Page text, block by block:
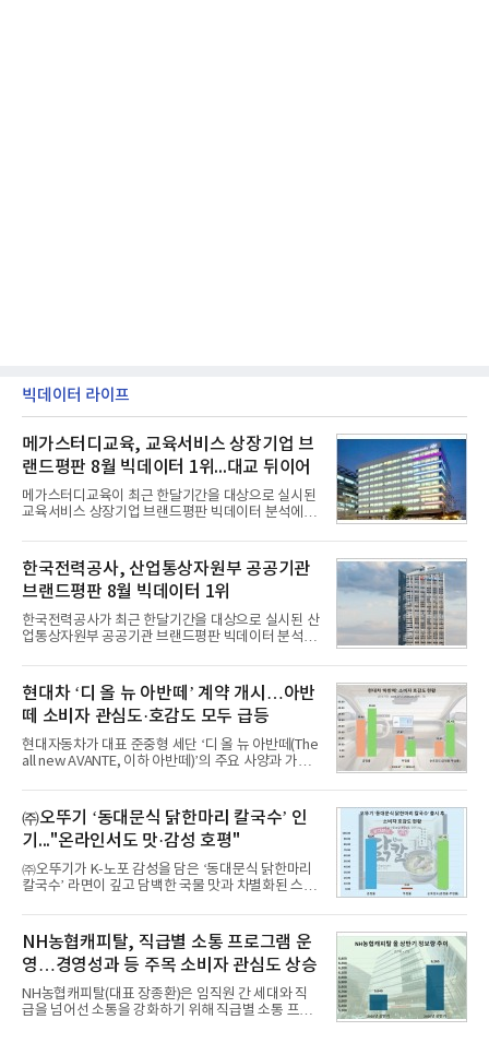
빅데이터 라이프
메가스터디교육, 교육서비스 상장기업 브
랜드평판 8월 빅데이터 1위...대교 뒤이어
메가스터디교육이 최근 한달기간을 대상으로 실시된
교육서비스 상장기업 브랜드평판 빅데이터 분석에서
일 한국기업평판연구소(소장 구창환)는 국내 교육서
비스 상장기업 브랜드를 대상으로 지난 7월 7일부터
8월 7일까지 수집된 소비자 빅데이터 10,074,233건
을 분석한 결과, 메가스터디교육이 브랜드평판지수
1,710,926을 기록하며 8월 1위에 올랐다고 밝혔다.
분석에 활용된 빅데이터는 지난 7월(9,491,206건) 대
비 6.14% 증가한 수치로, 교육서비스 상장기업 브랜
디교육, 대교, 디지
한국전력공사, 산업통상자원부 공공기관
브랜드평판 8월 빅데이터 1위
한국전력공사가 최근 한달기간을 대상으로 실시된 산
업통상자원부 공공기관 브랜드평판 빅데이터 분석에
이 순으로 뒤를 이었다.7일 한국기업평판연구소(소장
구창환)는 산업통상자원부 공공기관 41개 브랜드를
대상으로 지난 7월 7일부터 8월 7일까지 수집된 소비
자 빅데이터 91,102,549건을 분석한 결과, 한국전력
공사가 브랜드평판지수 10,670,633을 기록하며 8월
1위에 올랐다고 밝혔다. 분석에 활용된 빅데이터는 지
난 7월(88,893,823건) 대비 2.48% 증가한 수치다.연
수력원자력, 한국석
현대차 ‘디 올 뉴 아반떼’ 계약 개시…아반
떼 소비자 관심도·호감도 모두 급등
현대자동차가 대표 준중형 세단 ‘디 올 뉴 아반떼(The
all new AVANTE, 이하 아반떼)’의 주요 사양과 가격
떼는 6년 만에 선보이는 8세대 완전변경 모델로, ▲정
교한 선과 면을 중심으로 완성한 파격적인 디자인 ▲
과거 중형 세단 수준으로 확대된 차체 제원 ▲글로벌
최고 수준의 안전성 ▲성능과 효율을 동시에 높인 주
행 완성도 ▲첨단 편의 및 디지털 사양 적용 등을 통해
글로벌 준중형 세단의 새로운 기준을 세웠다.아반떼
는 가솔린 2.0과 1.6 하이브리드 두 가지 파워트레인
넘
㈜오뚜기 ‘동대문식 닭한마리 칼국수’ 인
기..."온라인서도 맛·감성 호평"
㈜오뚜기가 K-노포 감성을 담은 ‘동대문식 닭한마리
칼국수’ 라면이 깊고 담백한 국물 맛과 차별화된 스토
혔다.‘동대문식 닭한마리 칼국수’는 예상을 뛰어넘는
소비자 호응에 힘입어 지난 7월 13일 첫 선을 보인 지
단 18일 만에 누적 판매량 50만 개를 돌파하는 성과를
거두었다.이번 신제품은 개발진이 전국의 닭한마리
전문점을 직접 찾아 다니며 최적의 육수 비율을 완성
했다. 자극적이지 않으면서도 깊은 닭육수에 마늘의
개운한 풍미를 더했으며, 국물이 잘 배어들면서도 쫄
NH농협캐피탈, 직급별 소통 프로그램 운
영…경영성과 등 주목 소비자 관심도 상승
NH농협캐피탈(대표 장종환)은 임직원 간 세대와 직
급을 넘어선 소통을 강화하기 위해 직급별 소통 프로